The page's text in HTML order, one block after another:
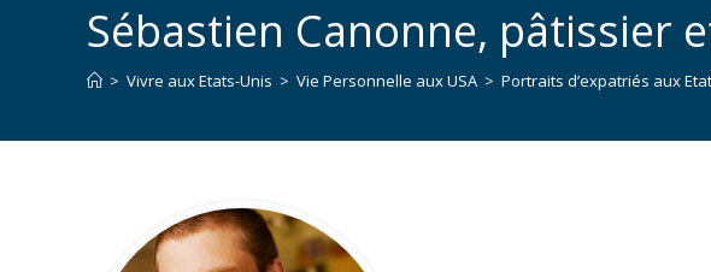
Sébastien Canonne, pâtissier
> Vivre aux Etats-Unis > Vie Personnelle aux USA > Portraits d’expatriés aux